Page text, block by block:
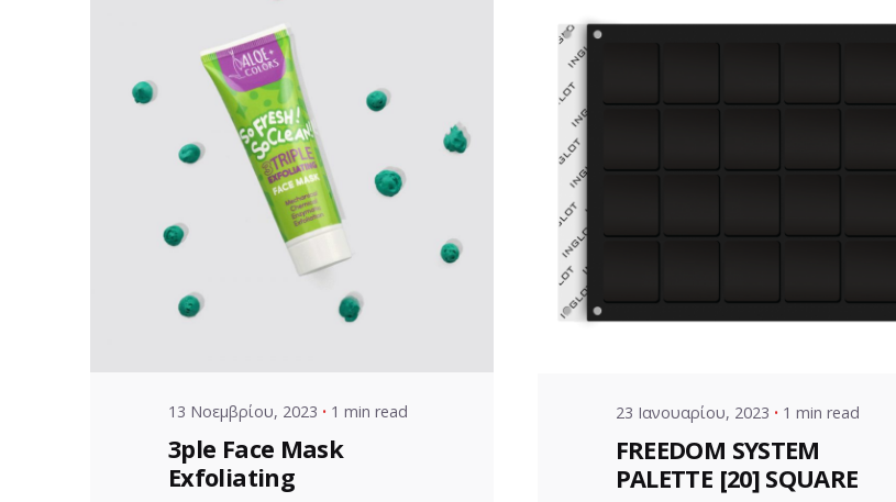
Posted by
13 Νοεμβρίου, 2023 1 min read
3ple Face Mask
Exfoliating
23 Ιανουαρίου, 2023 1 min read
FREEDOM SYSTEM
PALETTE [20] SQUARE